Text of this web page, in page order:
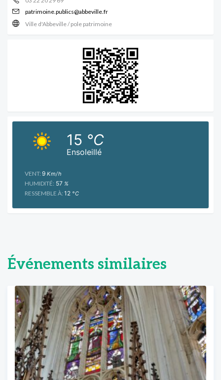
patrimoine.publics@abbeville.fr
Ville d'Abbeville / pole patrimoine
Ensoleillé
15 °C
VENT: 9 Km/h
HUMIDITÉ: 57 %
RESSEMBLE À: 12 °C
Événements similaires